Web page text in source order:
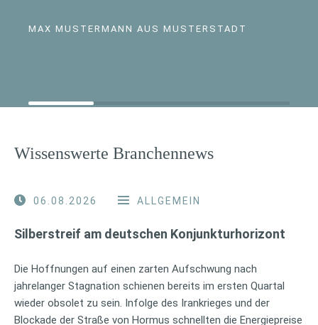
MAX MUSTERMANN AUS MUSTERSTADT
Wissenswerte Branchennews
06.08.2026 ALLGEMEIN
Silberstreif am deutschen Konjunkturhorizont
Die Hoffnungen auf einen zarten Aufschwung nach
jahrelanger Stagnation schienen bereits im ersten Quartal
wieder obsolet zu sein. Infolge des Irankrieges und der
Blockade der Straße von Hormus schnellten die Energiepreise